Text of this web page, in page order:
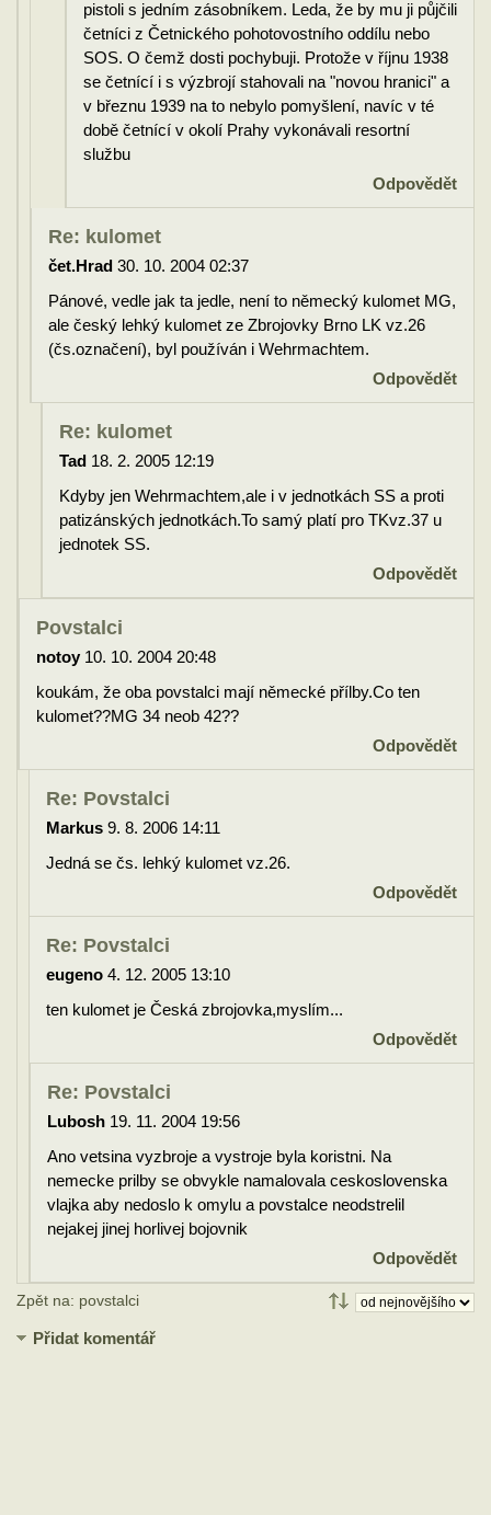
pistoli s jedním zásobníkem. Leda, že by mu ji půjčili
četníci z Četnického pohotovostního oddílu nebo
SOS. O čemž dosti pochybuji. Protože v říjnu 1938
se četnící i s výzbrojí stahovali na "novou hranici" a
v březnu 1939 na to nebylo pomyšlení, navíc v té
době četnící v okolí Prahy vykonávali resortní
službu
Odpovědět
Re: kulomet
čet.Hrad 30. 10. 2004 02:37
Pánové, vedle jak ta jedle, není to německý kulomet MG,
ale český lehký kulomet ze Zbrojovky Brno LK vz.26
(čs.označení), byl používán i Wehrmachtem.
Odpovědět
Re: kulomet
Tad 18. 2. 2005 12:19
Kdyby jen Wehrmachtem,ale i v jednotkách SS a proti
patizánských jednotkách.To samý platí pro TKvz.37 u
jednotek SS.
Odpovědět
Povstalci
notoy 10. 10. 2004 20:48
koukám, že oba povstalci mají německé přílby.Co ten
kulomet??MG 34 neob 42??
Odpovědět
Re: Povstalci
Markus 9. 8. 2006 14:11
Jedná se čs. lehký kulomet vz.26.
Odpovědět
Re: Povstalci
eugeno 4. 12. 2005 13:10
ten kulomet je Česká zbrojovka,myslím...
Odpovědět
Re: Povstalci
Lubosh 19. 11. 2004 19:56
Ano vetsina vyzbroje a vystroje byla koristni. Na
nemecke prilby se obvykle namalovala ceskoslovenska
vlajka aby nedoslo k omylu a povstalce neodstrelil
nejakej jinej horlivej bojovnik
Odpovědět
Zpět na: povstalci
Přidat komentář